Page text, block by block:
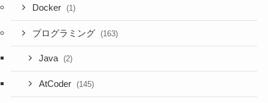
Docker (1)
プログラミング (163)
Java (2)
AtCoder (145)